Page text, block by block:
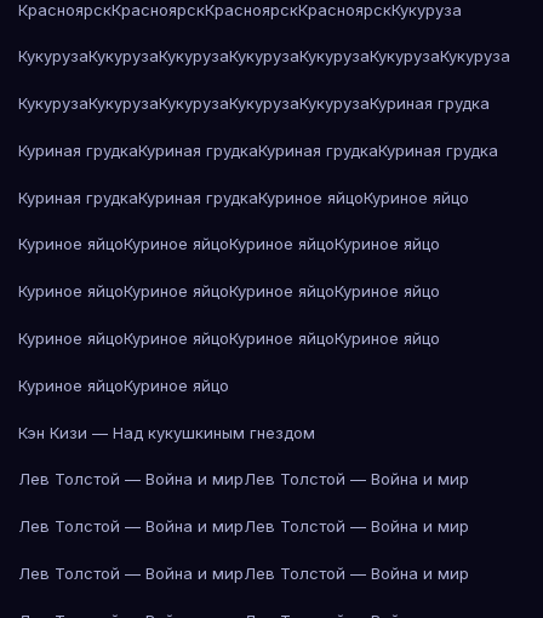
КрасноярскКрасноярскКрасноярскКрасноярскКукуруза
КукурузаКукурузаКукурузаКукурузаКукурузаКукурузаКукуруза
КукурузаКукурузаКукурузаКукурузаКукурузаКуриная грудка
Куриная грудкаКуриная грудкаКуриная грудкаКуриная грудка
Куриная грудкаКуриная грудкаКуриное яйцоКуриное яйцо
Куриное яйцоКуриное яйцоКуриное яйцоКуриное яйцо
Куриное яйцоКуриное яйцоКуриное яйцоКуриное яйцо
Куриное яйцоКуриное яйцоКуриное яйцоКуриное яйцо
Куриное яйцоКуриное яйцо
Кэн Кизи — Над кукушкиным гнездом
Лев Толстой — Война и мирЛев Толстой — Война и мир
Лев Толстой — Война и мирЛев Толстой — Война и мир
Лев Толстой — Война и мирЛев Толстой — Война и мир